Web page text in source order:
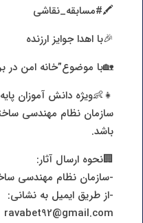
🖍#مسابقه_نقاشی
🎉با اهدا جوایز ارزنده
🏡با موضوع”خانه امن در
👧👶ویژه دانش آموزان
سازمان نظام مهندسی
باشد.
🏢نحوه ارسال آثار:
-سازمان نظام مهندسی
-از طریق ایمیل به نشانی:
ravabet92@gmail.com